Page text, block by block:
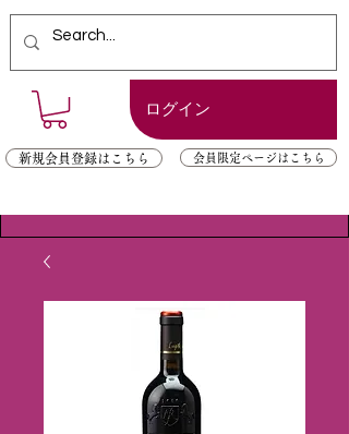
ログイン
新規会員登録はこちら 会員限定ページはこちら